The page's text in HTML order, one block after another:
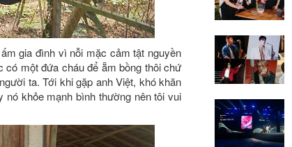
gia đình vì nỗi mặc cảm tật nguyền
có một đứa cháu để ẵm bồng thôi chứ
ta. Tới khi gặp anh Việt, khó khăn
nó khỏe mạnh bình thường nên tôi vui